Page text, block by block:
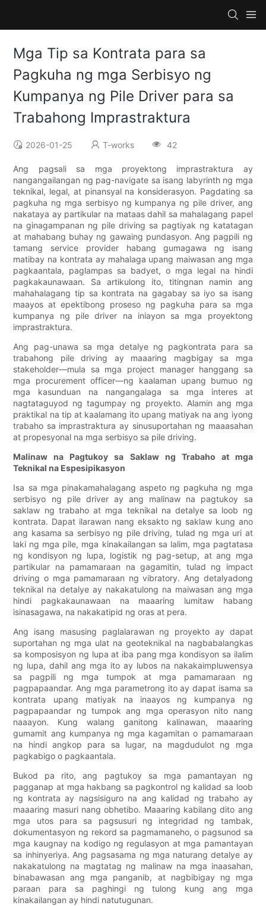
Mga Tip sa Kontrata para sa
Pagkuha ng mga Serbisyo ng
Kumpanya ng Pile Driver para sa
Trabahong Imprastraktura
2026-01-25 T-works 42
Ang pagsali sa mga proyektong imprastraktura ay
nangangailangan ng pag-navigate sa isang labyrinth ng mga
teknikal, legal, at pinansyal na konsiderasyon. Pagdating sa
pagkuha ng mga serbisyo ng kumpanya ng pile driver, ang
nakataya ay partikular na mataas dahil sa mahalagang papel
na ginagampanan ng pile driving sa pagtiyak ng katatagan
at mahabang buhay ng gawaing pundasyon. Ang pagpili ng
tamang service provider habang gumagawa ng isang
matibay na kontrata ay mahalaga upang maiwasan ang mga
pagkaantala, paglampas sa badyet, o mga legal na hindi
pagkakaunawaan. Sa artikulong ito, titingnan namin ang
mahahalagang tip sa kontrata na gagabay sa iyo sa isang
maayos at epektibong proseso ng pagkuha para sa mga
kumpanya ng pile driver na iniayon sa mga proyektong
imprastraktura.
Ang pag-unawa sa mga detalye ng pagkontrata para sa
trabahong pile driving ay maaaring magbigay sa mga
stakeholder—mula sa mga project manager hanggang sa
mga procurement officer—ng kaalaman upang bumuo ng
mga kasunduan na nangangalaga sa mga interes at
nagtataguyod ng tagumpay ng proyekto. Alamin ang mga
praktikal na tip at kaalamang ito upang matiyak na ang iyong
trabaho sa imprastraktura ay sinusuportahan ng maaasahan
at propesyonal na mga serbisyo sa pile driving.
Malinaw na Pagtukoy sa Saklaw ng Trabaho at mga
Teknikal na Espesipikasyon
Isa sa mga pinakamahalagang aspeto ng pagkuha ng mga
serbisyo ng pile driver ay ang malinaw na pagtukoy sa
saklaw ng trabaho at mga teknikal na detalye sa loob ng
kontrata. Dapat ilarawan nang eksakto ng saklaw kung ano
ang kasama sa serbisyo ng pile driving, tulad ng mga uri at
laki ng mga pile, mga kinakailangan sa lalim, mga pagtatasa
ng kondisyon ng lupa, logistik ng pag-setup, at ang mga
partikular na pamamaraan na gagamitin, tulad ng impact
driving o mga pamamaraan ng vibratory. Ang detalyadong
teknikal na detalye ay nakakatulong na maiwasan ang mga
hindi pagkakaunawaan na maaaring lumitaw habang
isinasagawa, na nakakatipid ng oras at pera.
Ang isang masusing paglalarawan ng proyekto ay dapat
suportahan ng mga ulat na geoteknikal na nagbabalangkas
sa komposisyon ng lupa at iba pang mga kondisyon sa ilalim
ng lupa, dahil ang mga ito ay lubos na nakakaimpluwensya
sa pagpili ng mga tumpok at mga pamamaraan ng
pagpapaandar. Ang mga parametrong ito ay dapat isama sa
kontrata upang matiyak na inaayos ng kumpanya ng
pagpapaandar ng tumpok ang mga operasyon nito nang
naaayon. Kung walang ganitong kalinawan, maaaring
gumamit ang kumpanya ng mga kagamitan o pamamaraan
na hindi angkop para sa lugar, na magdudulot ng mga
pagkabigo o pagkaantala.
Bukod pa rito, ang pagtukoy sa mga pamantayan ng
pagganap at mga hakbang sa pagkontrol ng kalidad sa loob
ng kontrata ay nagsisiguro na ang kalidad ng trabaho ay
maaaring masuri nang obhetibo. Maaaring kabilang dito ang
mga utos para sa pagsusuri ng integridad ng tambak,
dokumentasyon ng rekord sa pagmamaneho, o pagsunod sa
mga kaugnay na kodigo ng regulasyon at mga pamantayan
sa inhinyeriya. Ang pagsasama ng mga naturang detalye ay
nakakatulong na magtatag ng malinaw na mga inaasahan,
binabawasan ang mga panganib, at nagbibigay ng mga
paraan para sa paghingi ng tulong kung ang mga
kinakailangan ay hindi natutugunan.